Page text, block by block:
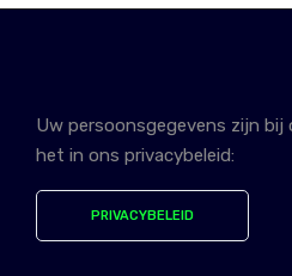
Uw persoonsgegevens zijn bij
het in ons privacybeleid:
PRIVACYBELEID